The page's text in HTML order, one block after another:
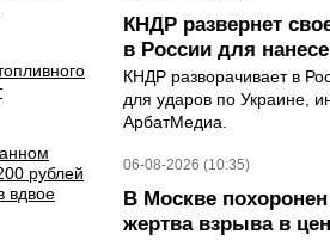
рублей
вдвое
КНДР развернет
в России для
КНДР разворачивает в
для ударов по Украине,
АрбатМедиа.
06-08-2026 (10:35)
В Москве
жертва взрыва в